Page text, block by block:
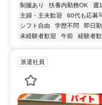
制服あり 扶養内勤務OK 週
主婦・主夫歓迎
60代も応募
シフト自由
学歴不問 即日
未経験者歓迎
午前 経験者
派遣社員